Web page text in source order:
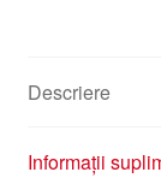
Descriere
Informații